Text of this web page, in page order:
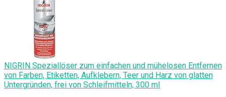
NIGRIN Speziallöser zum einfachen und mühelosen Entfernen
von Farben, Etiketten, Aufklebern, Teer und Harz von glatten
Untergründen, frei von Schleifmitteln, 300 ml